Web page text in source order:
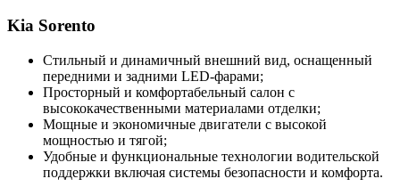
Kia Sorento
Стильный и динамичный внешний вид, оснащенный
передними и задними LED-фарами;
Просторный и комфортабельный салон с
высококачественными материалами отделки;
Мощные и экономичные двигатели с высокой
мощностью и тягой;
Удобные и функциональные технологии водительской
поддержки включая системы безопасности и комфорта.